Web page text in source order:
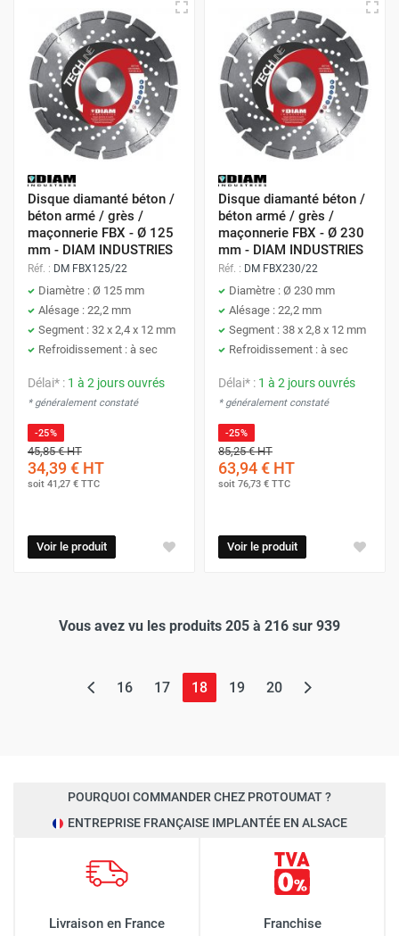
Disque diamanté béton /
béton armé / grès /
maçonnerie FBX - Ø 125
mm - DIAM INDUSTRIES
Réf. : DM FBX125/22
Diamètre : Ø 125 mm
Alésage : 22,2 mm
Segment : 32 x 2,4 x 12 mm
Refroidissement : à sec
Délai* : 1 à 2 jours ouvrés
* généralement constaté
-25%
45,85 €HT
34,39 € HT
soit 41,27 € TTC
Voir le produit
Disque diamanté béton /
béton armé / grès /
maçonnerie FBX - Ø 230
mm - DIAM INDUSTRIES
Réf. : DM FBX230/22
Diamètre : Ø 230 mm
Alésage : 22,2 mm
Segment : 38 x 2,8 x 12 mm
Refroidissement : à sec
Délai* : 1 à 2 jours ouvrés
* généralement constaté
-25%
85,25 €HT
63,94 € HT
soit 76,73 € TTC
Voir le produit
Vous avez vu les produits 205 à 216 sur 939
16 17 18(page actuelle)
19 20
POURQUOI COMMANDER CHEZ PROTOUMAT ?
ENTREPRISE FRANÇAISE IMPLANTÉE EN ALSACE
Livraison en France
Franchise